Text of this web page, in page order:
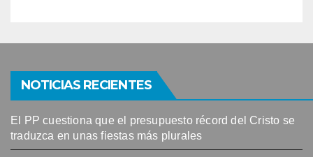
NOTICIAS RECIENTES
El PP cuestiona que el presupuesto récord del Cristo se
traduzca en unas fiestas más plurales